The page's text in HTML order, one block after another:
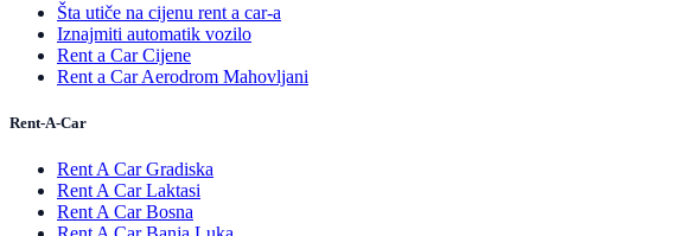
Šta utiče na cijenu rent a car-a
Iznajmiti automatik vozilo
Rent a Car Cijene
Rent a Car Aerodrom Mahovljani
Rent-A-Car
Rent A Car Gradiska
Rent A Car Laktasi
Rent A Car Bosna